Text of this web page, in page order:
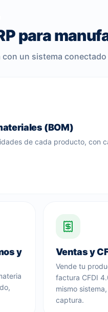
para
con un sistema
(BOM)
de cada producto, con
y
Ventas y
Vende tu
factura CFDI
mismo
captura.